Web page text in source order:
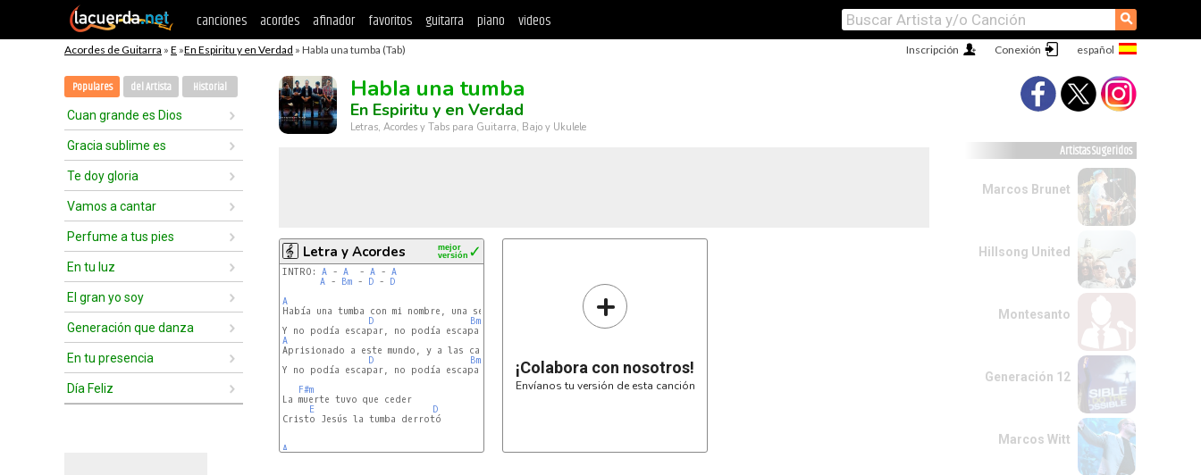
canciones acordes afinador favoritos guitarra piano videos ⚲
Acordes de Guitarra » E »En Espiritu y en Verdad » HabIa una tumba (Tab) Conexión
Inscripción
Populares del Artista Historial
Cuan grande es Dios
Gracia sublime es
Te doy gloria
Vamos a cantar
Perfume a tus pies
En tu luz
El gran yo soy
Generación que danza
En tu presencia
Día Feliz
HabIa una tumba
En Espiritu y en Verdad
Letras, Acordes y Tabs para Guitarra, Bajo y Ukulele
Letra y Acordes ✓
mejor
versión
INTRO: A - A
  -
A - A
A - Bm - D - D
A
D
Bm
A
D
Bm
Y no podía escapar, no podía escapar
F#m
La muerte tuvo que ceder
E
D
Cristo Jesús la tumba derrotó
A
+
¡Colabora con nosotros!
Envíanos tu versión de esta canción
Artistas Sugeridos
Marcos Brunet
Hillsong United
Montesanto
Generación 12
Marcos Witt